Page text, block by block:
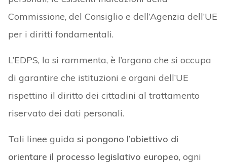
Commissione, del Consiglio e dell’Agenzia dell’UE
per i diritti fondamentali.
L’EDPS, lo si rammenta, è l’organo che si occupa
di garantire che istituzioni e organi dell’UE
rispettino il diritto dei cittadini al trattamento
riservato dei dati personali.
Tali linee guida si pongono l’obiettivo di
orientare il processo legislativo europeo, ogni